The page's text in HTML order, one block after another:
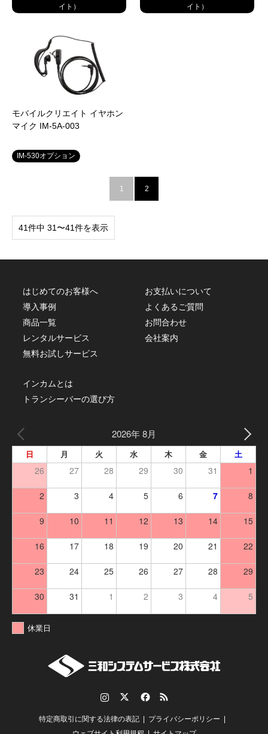
イト）
イト）
モバイルクリエイト イヤホン
マイク IM-5A-003
IM-530オプション
1 2
41件中 31〜41件を表示
はじめてのお客様へ
導入事例
商品一覧
レンタルサービス
無料お試しサービス
お支払いについて
よくあるご質問
お問合わせ
会社案内
インカムとは
トランシーバーの選び方
2026年 8月
日 月 火 水 木 金 土
26 27 28 29 30 31 1
2 3 4 5 6 7 8
9 10 11 12 13 14 15
16 17 18 19 20 21 22
23 24 25 26 27 28 29
30 31 1 2 3 4 5
休業日
RSS
特定商取引に関する法律の表記
プライバシーポリシー